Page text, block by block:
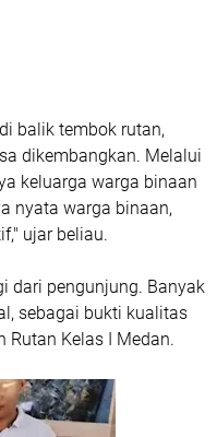
balik tembok rutan,
dikembangkan. Melalui
keluarga warga binaan
nyata warga binaan,
ujar beliau.
dari pengunjung. Banyak
sebagai bukti kualitas
Rutan Kelas I Medan.